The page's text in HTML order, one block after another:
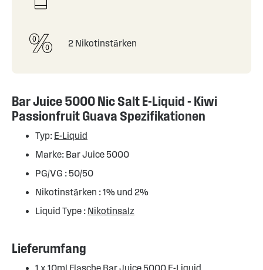
2 Nikotinstärken
Bar Juice 5000 Nic Salt E-Liquid - Kiwi
Passionfruit Guava Spezifikationen
Typ: E-Liquid
Marke: Bar Juice 5000
PG/VG : 50/50
Nikotinstärken : 1% und 2%
Liquid Type : Nikotinsalz
Lieferumfang